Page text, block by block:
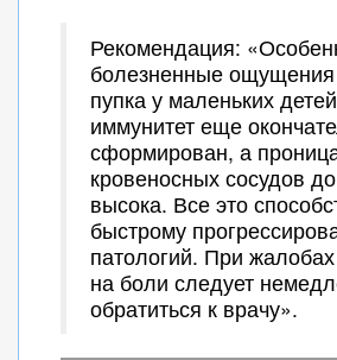
Рекомендация:
болезненные ощущения
пупка у маленьких
иммунитет еще
сформирован, а
кровеносных сосудов
высока. Все это
быстрому
патологий. При
на боли следует
обратиться к врачу».